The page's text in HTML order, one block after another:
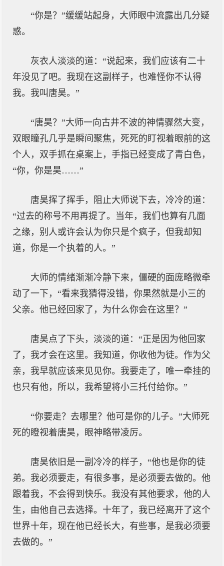
“你是？”缓缓站起身，大师眼中流露出几分疑
惑。
灰衣人淡淡的道：“说起来，我们应该有二十
年没见了吧。我现在这副样子，也难怪你不认得
我。我叫唐昊。”
“唐昊？”大师一向古井不波的神情骤然大变，
双眼瞳孔几乎是瞬间聚焦，死死的盯视着眼前的这
个人，双手抓在桌案上，手指已经变成了青白色，
“你，你是昊……”
唐昊挥了挥手，阻止大师说下去，冷冷的道：
“过去的称号不用再提了。当年，我们也算有几面
之缘，别人或许会认为你只是个疯子，但我却知
道，你是一个执着的人。”
大师的情绪渐渐冷静下来，僵硬的面庞略微牵
动了一下，“看来我猜得没错，你果然就是小三的
父亲。他已经回家了，为什么你会在这里？”
唐昊点了下头，淡淡的道：“正是因为他回家
了，我才会在这里。我知道，你收他为徒。作为父
亲，我早就应该来见见你。我要走了，唯一牵挂的
也只有他，所以，我希望将小三托付给你。”
“你要走？去哪里？他可是你的儿子。”大师死
死的瞪视着唐昊，眼神略带凌厉。
唐昊依旧是一副冷冷的样子，“他也是你的徒
弟。我必须要走，有很多事，是必须要去做的。他
跟着我，不会得到快乐。我没有其他要求，他的人
生，由他自己去选择。十年了，我已经离开了这个
世界十年，现在他已经长大，有些事，是我必须要
去做的。”